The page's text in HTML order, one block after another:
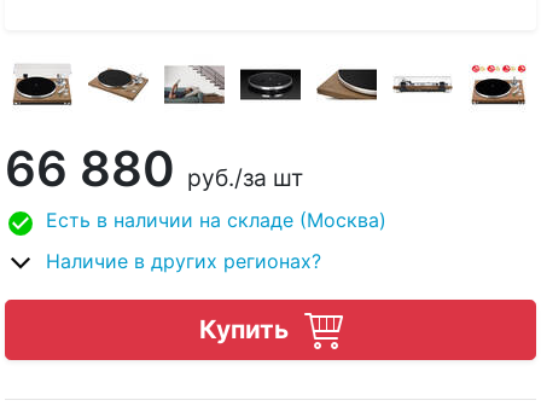
66 880 руб./за шт
Есть в наличии на складе (Москва)
Наличие в других регионах?
Купить